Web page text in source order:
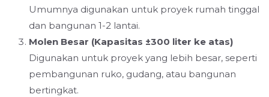
Umumnya digunakan untuk proyek rumah tinggal
dan bangunan 1-2 lantai.
Molen Besar (Kapasitas ±300 liter ke atas)
Digunakan untuk proyek yang lebih besar, seperti
pembangunan ruko, gudang, atau bangunan
bertingkat.